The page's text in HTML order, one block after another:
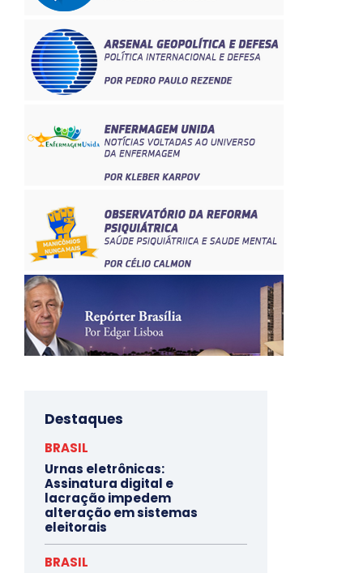
Destaques
BRASIL
Urnas eletrônicas:
Assinatura digital e
lacração impedem
alteração em sistemas
eleitorais
BRASIL